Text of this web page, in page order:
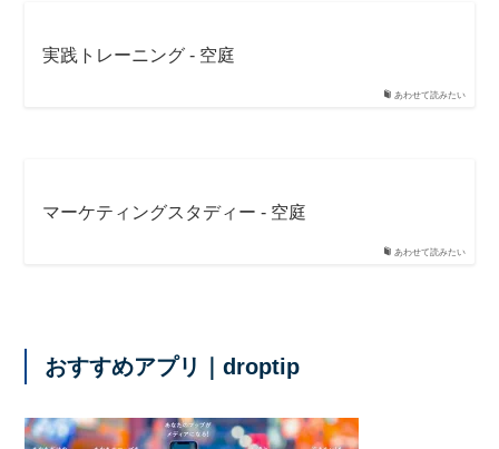
あわせて読みたい
実践トレーニング - 空庭
あわせて読みたい
マーケティングスタディー - 空庭
おすすめアプリ｜droptip